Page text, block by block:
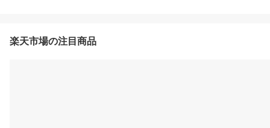
楽天市場の注目商品